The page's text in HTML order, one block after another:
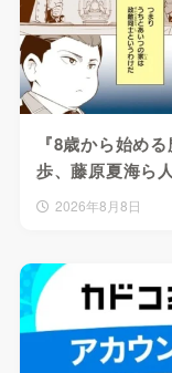
『8歳から始め
歩、藤原夏海ら
2026年8月8日